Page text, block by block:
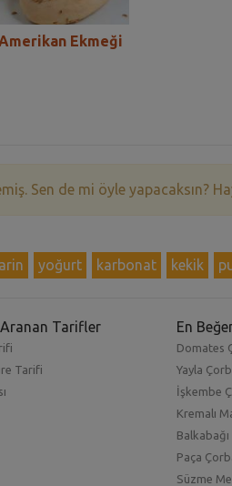
Ekmeği
Sen de mi öyle yapacaksın?
yoğurt karbonat kekik
Aranan Tarifler
Tarifi
En
Domates
Yayla
İşkembe
Kremalı
Balkabağı
Paça
Süzme